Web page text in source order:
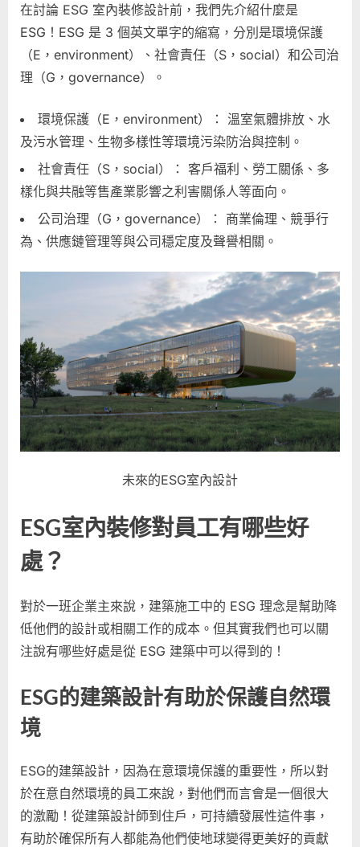
目？
專
業
師
與
工
班
的
行
業
機
分
享！〉
中
在討論 ESG 室內裝修設計前，我們先介紹什麼是
ESG！ESG 是 3 個英文單字的縮寫，分別是環境保護
（E，environment）、社會責任（S，social）和公司治
理（G，governance）。
環境保護（E，environment）： 溫室氣體排放、水
及污水管理、生物多樣性等環境污染防治與控制。
社會責任（S，social）： 客戶福利、勞工關係、多
樣化與共融等售產業影響之利害關係人等面向。
公司治理（G，governance）： 商業倫理、競爭行
為、供應鏈管理等與公司穩定度及聲譽相關。
未來的ESG室內設計
ESG室內裝修對員工有哪些好
處？
對於一班企業主來說，建築施工中的 ESG 理念是幫助降
低他們的設計或相關工作的成本。但其實我們也可以關
注說有哪些好處是從 ESG 建築中可以得到的！
ESG的建築設計有助於保護自然環
境
ESG的建築設計，因為在意環境保護的重要性，所以對
於在意自然環境的員工來說，對他們而言會是一個很大
的激勵！從建築設計師到住戶，可持續發展性這件事，
有助於確保所有人都能為他們使地球變得更美好的貢獻